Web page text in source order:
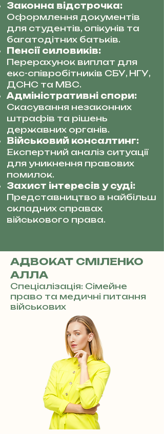
Законна відстрочка:
Оформлення документів
для студентів, опікунів та
багатодітних батьків.
Пенсії силовиків:
Перерахунок виплат для
екс-співробітників СБУ, НГУ,
ДСНС та МВС.
Адміністративні спори:
Скасування незаконних
штрафів та рішень
державних органів.
Військовий консалтинг:
Експертний аналіз ситуації
для уникнення правових
помилок.
Захист інтересів у суді:
Представництво в найбільш
складних справах
військового права.
АДВОКАТ СМІЛЕНКО
АЛЛА
Спеціалізація: Сімейне
право та медичні питання
військових